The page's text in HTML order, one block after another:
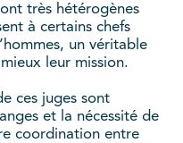
très hétérogènes
à certains chefs
un véritable
leur mission.
ces juges sont
et la nécessité de
coordination entre